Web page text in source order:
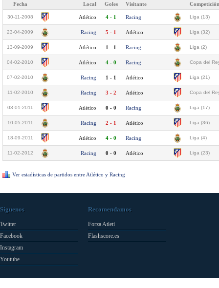
Fecha Local Goles Visitante Competición
30-11-2008 Atlético 4 - 1 Racing Liga (13)
23-04-2009 Racing 5 - 1 Atlético Liga (32)
13-09-2009 Atlético 1 - 1 Racing Liga (2)
04-02-2010 Atlético 4 - 0 Racing Copa del
07-02-2010 Racing 1 - 1 Atlético Liga (21)
11-02-2010 Racing 3 - 2 Atlético Copa del
03-01-2011 Atlético 0 - 0 Racing Liga (17)
10-05-2011 Racing 2 - 1 Atlético Liga (36)
18-09-2011 Atlético 4 - 0 Racing Liga (4)
11-02-2012 Racing 0 - 0 Atlético Liga (23)
Ver estadísticas de partidos entre Atlético y Racing
Síguenos
Twitter
Facebook
Instagram
Youtube
Recomendamos
Forza Atleti
Flashscore.es